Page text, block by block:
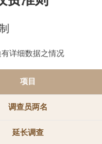
详细数据之情况
项目
调查员两名
延长调查